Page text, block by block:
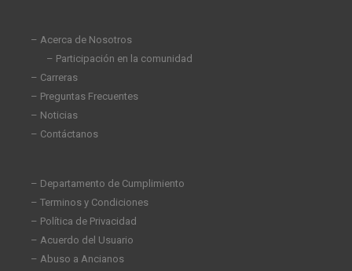
– Acerca de Nosotros
– Participación en la comunidad
– Carreras
– Preguntas Frecuentes
– Noticias
– Contáctanos
– Departamento de Cumplimiento
– Terminos y Condiciones
– Política de Privacidad
– Acuerdo del Usuario
– Abuso a Ancianos